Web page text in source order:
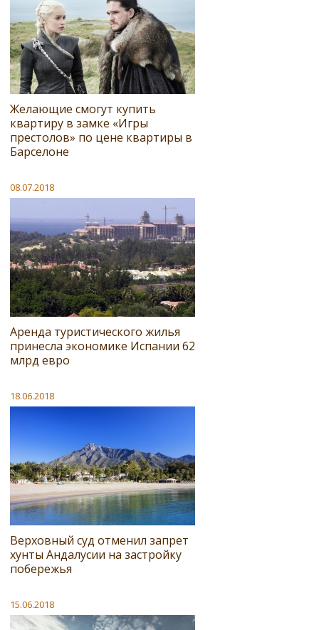
Желающие смогут купить
квартиру в замке «Игры
престолов» по цене квартиры в
Барселоне
08.07.2018
Аренда туристического жилья
принесла экономике Испании 62
млрд евро
18.06.2018
Верховный суд отменил запрет
хунты Андалусии на застройку
побережья
15.06.2018